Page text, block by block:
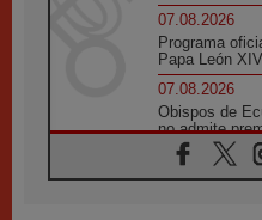
07.08.2026
Programa
Papa León
07.08.2026
Obispos de
no admite
06.08.2026
Cardenal